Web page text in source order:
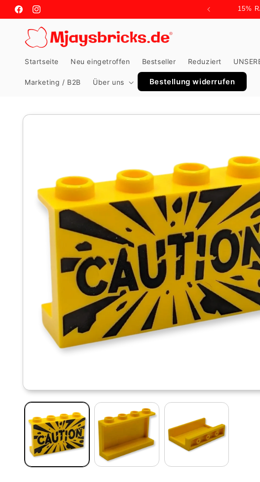
naar de
content
FacebookInstagram
15%
Startseite Neu eingetroffen Bestseller Reduziert
Marketing / B2B Über uns Bestellung widerrufen
Ga direct naar